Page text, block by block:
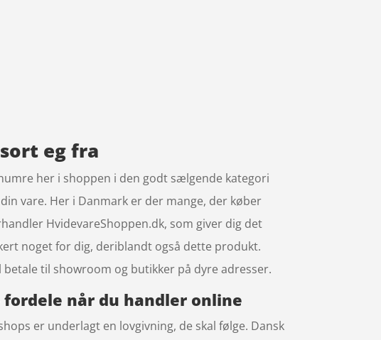
eg fra
her i shoppen i den godt sælgende kategori
vare. Her i Danmark er der mange, der køber
HvidevareShoppen.dk, som giver dig det
noget for dig, deriblandt også dette produkt.
til showroom og butikker på dyre adresser.
fordele når du handler online
er underlagt en lovgivning, de skal følge. Dansk